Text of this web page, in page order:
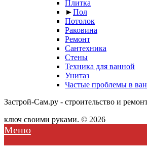
Плитка
►Пол
Потолок
Раковина
Ремонт
Сантехника
Стены
Техника для ванной
Унитаз
Частые проблемы в
Застрой-Сам.ру - строительство и
ключ своими руками. © 2026
Меню